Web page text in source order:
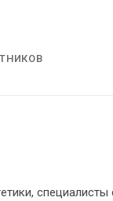
специалисты